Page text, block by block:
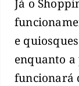
Já o
e
enquanto
funcionará